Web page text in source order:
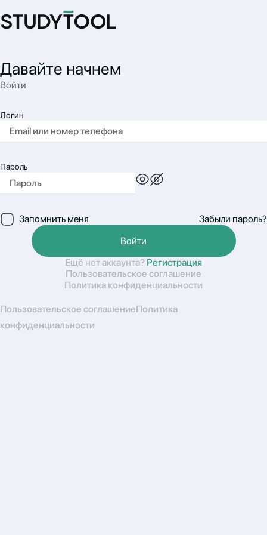
Давайте начнем
Войти
Логин
Пароль
Запомнить меня
Забыли пароль?
Войти
Ещё нет аккаунта? Регистрация
Пользовательское соглашение
Политика конфиденциальности
Пользовательское соглашениеПолитика
конфиденциальности